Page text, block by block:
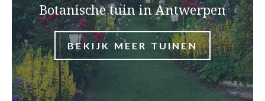
Botanische tuin in Antwerpen
BEKIJK MEER TUINEN